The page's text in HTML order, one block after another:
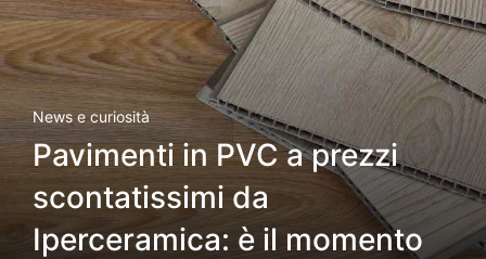
News e curiosità
Pavimenti in PVC a prezzi
scontatissimi da
Iperceramica: è il momento